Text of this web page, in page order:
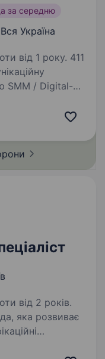
за середню
Україна
від 1 року. 411
SMM / Digital-
підтримати
від 2 років.
яка розвиває